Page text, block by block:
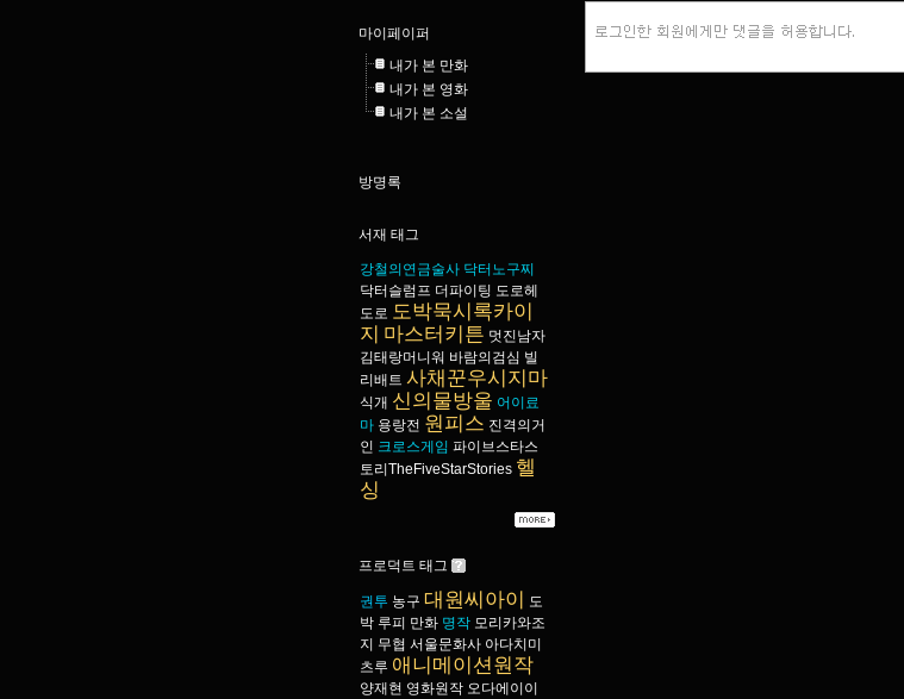
마이페이퍼
내가 본 만화
내가 본 영화
내가 본 소설
방명록
서재 태그
강철의연금술사 닥터노구찌
닥터슬럼프 더파이팅 도로헤
도로 도박묵시록카이
지 마스터키튼 멋진남자
김태랑머니워 바람의검심 빌
리배트 사채꾼우시지마
식개 신의물방울 어이료
마 용랑전 원피스 진격의거
인 크로스게임 파이브스타스
토리TheFiveStarStories 헬
싱
프로덕트 태그
권투 농구 대원씨아이 도
박 루피 만화 명작 모리카와조
지 무협 서울문화사 아다치미
츠루 애니메이션원작
양재현 영화원작 오다에이이